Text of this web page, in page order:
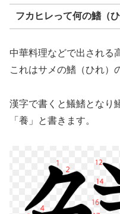
フカヒレって何の鰭（
中華料理などで出される
これはサメの鰭（ひれ）
漢字で書くと鱶鰭となり
「養」と書きます。